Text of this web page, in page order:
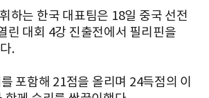
하는 한국 대표팀은 18일 중국 선전
린 대회 4강 진출전에서 필리핀을
.
포함해 21점을 올리며 24득점의 이